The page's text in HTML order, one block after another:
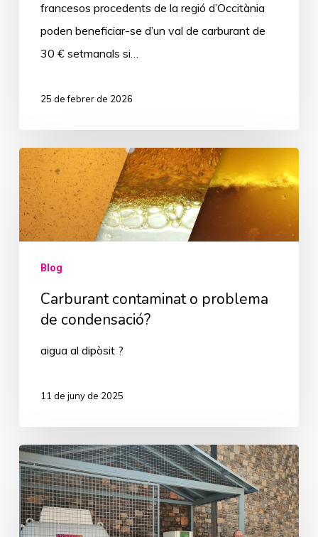
francesos procedents de la regió d’Occitània
poden beneficiar-se d’un val de carburant de
30 € setmanals si…
25 de febrer de 2026
Carburant
contaminat
o
problema
condensació?
Blog
Carburant contaminat o problema
de condensació?
aigua al dipòsit ?
11 de juny de 2025
Primera
estació
d’Andorra
en